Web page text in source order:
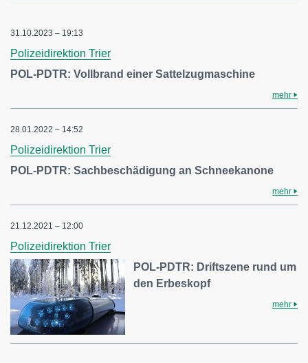
31.10.2023 – 19:13
Polizeidirektion Trier
POL-PDTR: Vollbrand einer Sattelzugmaschine
mehr
28.01.2022 – 14:52
Polizeidirektion Trier
POL-PDTR: Sachbeschädigung an Schneekanone
mehr
21.12.2021 – 12:00
Polizeidirektion Trier
POL-PDTR: Driftszene rund um
den Erbeskopf
mehr